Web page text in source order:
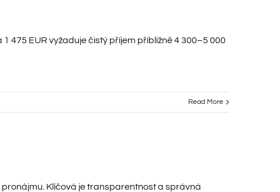
475 EUR vyžaduje čistý příjem přibližně 4 300–5 000
Read More
pronájmu. Klíčová je transparentnost a správná